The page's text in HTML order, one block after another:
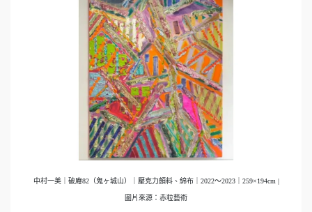
中村一美｜破庵82（鬼ヶ城山）｜壓克力顏料、綿布｜2022～2023｜259×194cm |
圖片來源：赤粒藝術